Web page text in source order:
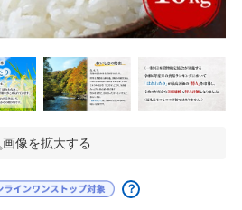
画像を拡大する
？